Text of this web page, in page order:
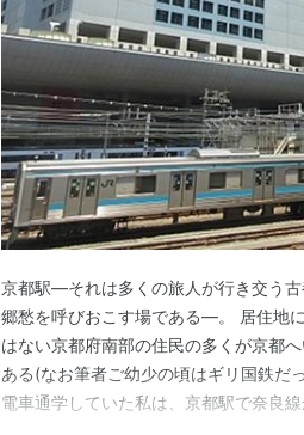
京都駅―それは多くの旅人が行き交う
郷愁を呼びおこす場である―。 居住地
はない京都府南部の住民の多くが京都
ある(なお筆者ご幼少の頃はギリ国鉄だ
電車通学していた私は、京都駅で奈良